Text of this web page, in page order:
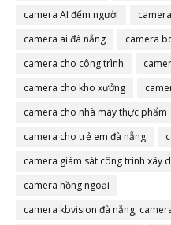
camera AI đếm người
camera ai đà nẵng
camera
camera cho công trình
camera cho kho xưởng
camera cho nhà máy thực phẩm
camera cho trẻ em đà nẵng
camera giám sát công trình xây
camera hồng ngoại
camera kbvision đà nẵng;